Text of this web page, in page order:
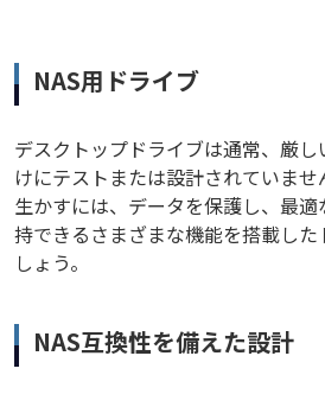
NAS用ドライブ
デスクトップドライブは通常、厳
けにテストまたは設計されていま
生かすには、データを保護し、最
持できるさまざまな機能を搭載し
しょう。
NAS互換性を備えた設計